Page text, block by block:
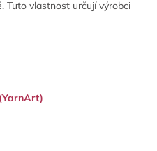
Tuto vlastnost určují výrobci